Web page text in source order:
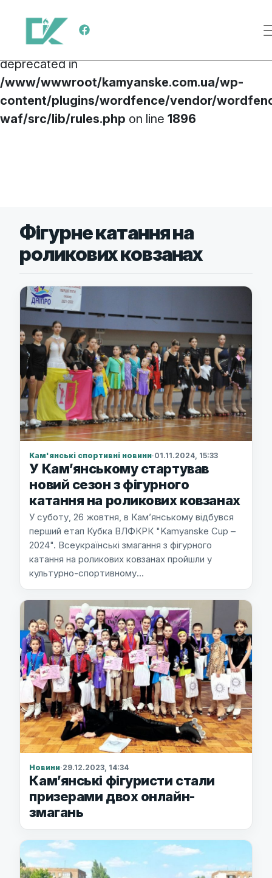
Deprecated
: preg_replace(): Passing null to
parameter #3 ($subject) of type array|string is
deprecated in
/www/wwwroot/kamyanske.com.ua/wp-
content/plugins/wordfence/vendor/
waf/src/lib/rules.php on line 1896
Main Navigation
Фігурнe катання на
роликових ковзанах
Кам'янські спортивні новини·01.11.2024, 15:33
У Кам’янському стартував
новий сезон з фігурного
катання на роликових ковзанах
У суботу, 26 жовтня, в Кам’янському відбувся
перший етап Кубка ВЛФКРК "Kamyanske Cup –
2024". Всеукраїнські змагання з фігурного
катання на роликових ковзанах пройшли у
культурно-спортивному…
Новини·29.12.2023, 14:34
Кам’янські фігуристи стали
призерами двох онлайн-
змагань